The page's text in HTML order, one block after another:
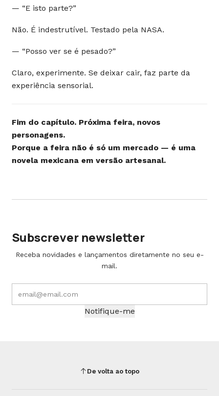
— “E isto parte?”
Não. É indestrutível. Testado pela NASA.
— “Posso ver se é pesado?”
Claro, experimente. Se deixar cair, faz parte da
experiência sensorial.
Fim do capítulo. Próxima feira, novos
personagens.
Porque a feira não é só um mercado — é uma
novela mexicana em versão artesanal.
Subscrever newsletter
Receba novidades e lançamentos diretamente no seu e-
mail.
Notifique-me
De volta ao topo